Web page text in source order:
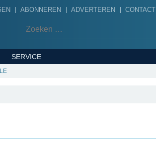
ABONNEREN ADVERTEREN CONTACT
SERVICE